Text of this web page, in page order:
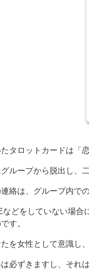
タロットカードは「
ループから脱出し、
絡は、グループ内で
などをしていない場合
す。
を女性として意識し
必ずきますし、それ